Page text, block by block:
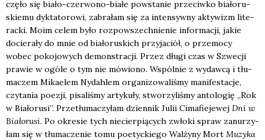
czę­ło się bia­ło-czer­wo­no-bia­łe powsta­nie prze­ciw­ko bia­ło­ru­
skie­mu dyk­ta­to­ro­wi, zabra­łam się za inten­syw­ny akty­wizm lite­
rac­ki. Moim celem było roz­po­wszech­nie­nie infor­ma­cji, jakie
docie­ra­ły do mnie od bia­ło­ru­skich przy­ja­ciół, o prze­mo­cy
wobec poko­jo­wych demon­stra­cji. Przez dłu­gi czas w Szwe­cji
pra­wie w ogó­le o tym nie mówio­no. Wspól­nie z wydaw­cą i tłu­
ma­czem Mika­elem Nydah­lem orga­ni­zo­wa­li­śmy mani­fe­sta­cje,
czy­ta­nia poezji, pisa­li­śmy arty­ku­ły, stwo­rzy­li­śmy anto­lo­gię „Rok
w Bia­ło­ru­si”. Prze­tłu­ma­czy­łam dzien­nik Julii Cima­fie­je­wej Dni w
Bia­ło­ru­si. Po okre­sie tych nie­cier­pią­cych zwło­ki spraw zanu­rzy­
łam się w tłu­ma­cze­nie tomu poetyc­kie­go Wal­ży­ny Mort Muzy­ka